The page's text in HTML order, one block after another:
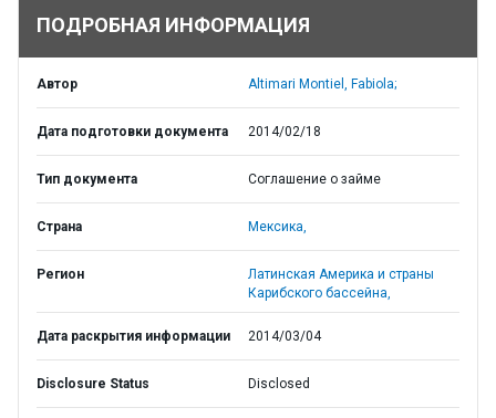
ПОДРОБНАЯ ИНФОРМАЦИЯ
Автор Altimari Montiel, Fabiola;
Дата подготовки документа 2014/02/18
Тип документа Соглашение о займе
Страна Мексика,
Регион
Латинская Америка и страны
Карибского бассейна,
Дата раскрытия информации 2014/03/04
Disclosure Status Disclosed